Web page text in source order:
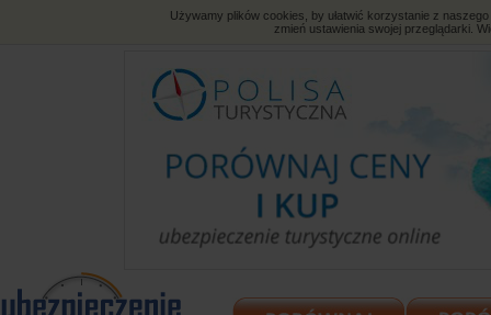
Używamy plików cookies, by ułatwić korzystanie z
zmień ustawienia swojej przeglądarki.